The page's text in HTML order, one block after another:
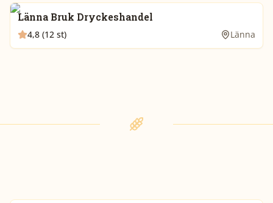
Länna Bruk Dryckeshandel
4,8 (12 st) Länna